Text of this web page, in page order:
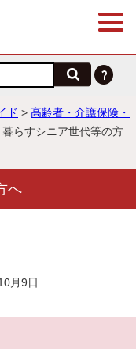
ド > 高齢者・介護保険・
らすシニア世代等の方
へ
月9日